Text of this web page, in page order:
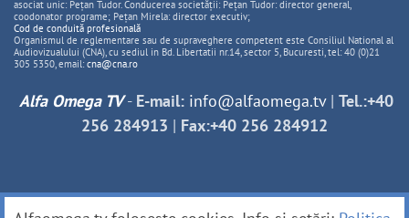
asociat unic: Pețan Tudor. Conducerea societății: Pețan Tudor: director general,
coodonator programe; Pețan Mirela: director executiv;
Cod de conduită profesională
Organismul de reglementare sau de supraveghere competent este Consiliul National al
Audiovizualului (CNA), cu sediul in Bd. Libertatii nr.14, sector 5, Bucuresti, tel: 40 (0)21
305 5350, email: cna@cna.ro
Alfa Omega TV- E-mail: info@alfaomega.tv| Tel.:+40
256 284913 | Fax:+40 256 284912